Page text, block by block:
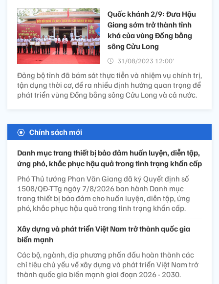
Quốc khánh 2/9: Đưa Hậu
Giang sớm trở thành tỉnh
khá của vùng Đồng bằng
sông Cửu Long
31/08/2023 12:00’
Đảng bộ tỉnh đã bám sát thực tiễn và nhiệm vụ chính trị,
tận dụng thời cơ, đề ra nhiều định hướng quan trọng để
phát triển vùng Đồng bằng sông Cửu Long và cả nước.
Chính sách mới
Danh mục trang thiết bị bảo đảm huấn luyện, diễn tập,
ứng phó, khắc phục hậu quả trong tình trạng khẩn cấp
Phó Thủ tướng Phan Văn Giang đã ký Quyết định số
1508/QĐ-TTg ngày 7/8/2026 ban hành Danh mục
trang thiết bị bảo đảm cho huấn luyện, diễn tập, ứng
phó, khắc phục hậu quả trong tình trạng khẩn cấp.
Xây dựng và phát triển Việt Nam trở thành quốc gia
biển mạnh
Các bộ, ngành, địa phương phấn đấu hoàn thành các
chỉ tiêu chủ yếu về xây dựng và phát triển Việt Nam trở
thành quốc gia biển mạnh giai đoạn 2026 - 2030.